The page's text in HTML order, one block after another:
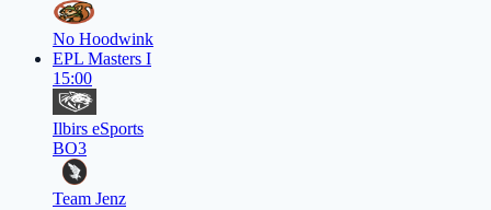
No Hoodwink
EPL Masters I
15:00
Ilbirs eSports
BO3
Team Jenz